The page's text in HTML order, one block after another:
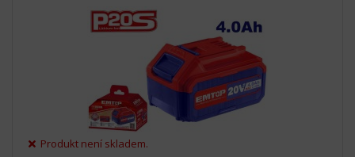
Produkt není skladem.